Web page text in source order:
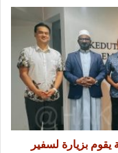
يقوم بزيارة لسفير